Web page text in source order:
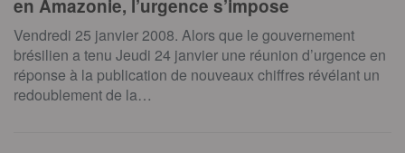
en Amazonie, l’urgence s’impose
Vendredi 25 janvier 2008. Alors que le gouvernement
brésilien a tenu Jeudi 24 janvier une réunion d’urgence en
réponse à la publication de nouveaux chiffres révélant un
redoublement de la…